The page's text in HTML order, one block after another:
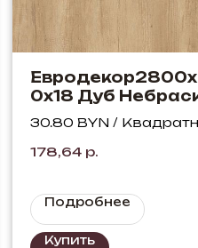
0х18 Дуб
натуральный
ST10
30.80 BYN /
178,64 р.
Подробнее
Купить